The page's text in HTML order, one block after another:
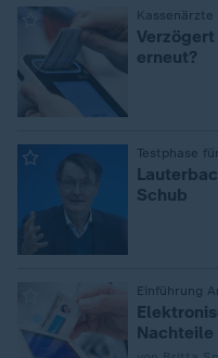
Kassenärzte
erneut?
Testphase
Schub
Einführung
Nachteile